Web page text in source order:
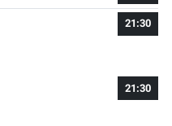
21:30
21:30